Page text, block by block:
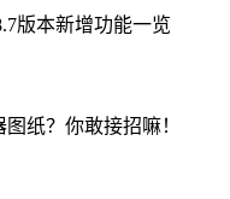
版本新增功能一览
纸？你敢接招嘛！